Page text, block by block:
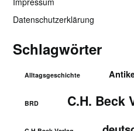
Datenschutzerklärung
Schlagwörter
Alltagsgeschichte
BRD C.H. Beck